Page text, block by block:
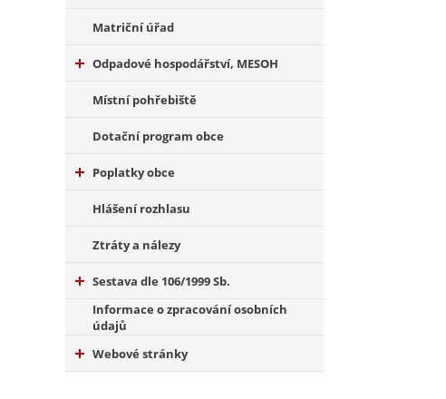
Matriční úřad
Odpadové hospodářství, MESOH
Místní pohřebiště
Dotační program obce
Poplatky obce
Hlášení rozhlasu
Ztráty a nálezy
Sestava dle 106/1999 Sb.
Informace o zpracování osobních
údajů
Webové stránky